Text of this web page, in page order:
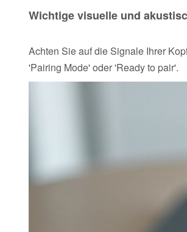
Wichtige visuelle und
Achten Sie auf die Signale Ihrer
'Pairing Mode' oder 'Ready to pair'.